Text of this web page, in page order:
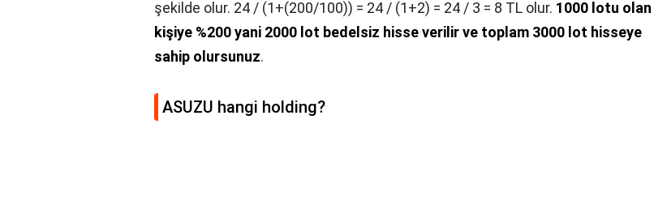
şekilde olur. 24 / (1+(200/100)) = 24 / (1+2) = 24 / 3 = 8 TL olur. 1000 lotu olan
kişiye %200 yani 2000 lot bedelsiz hisse verilir ve toplam 3000 lot hisseye
sahip olursunuz.
ASUZU hangi holding?